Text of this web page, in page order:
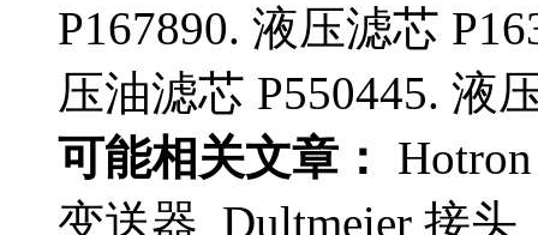
P167890. 液压滤芯
压油滤芯 P550445. 液
可能相关文章：
变送器 Dultmeier 接头